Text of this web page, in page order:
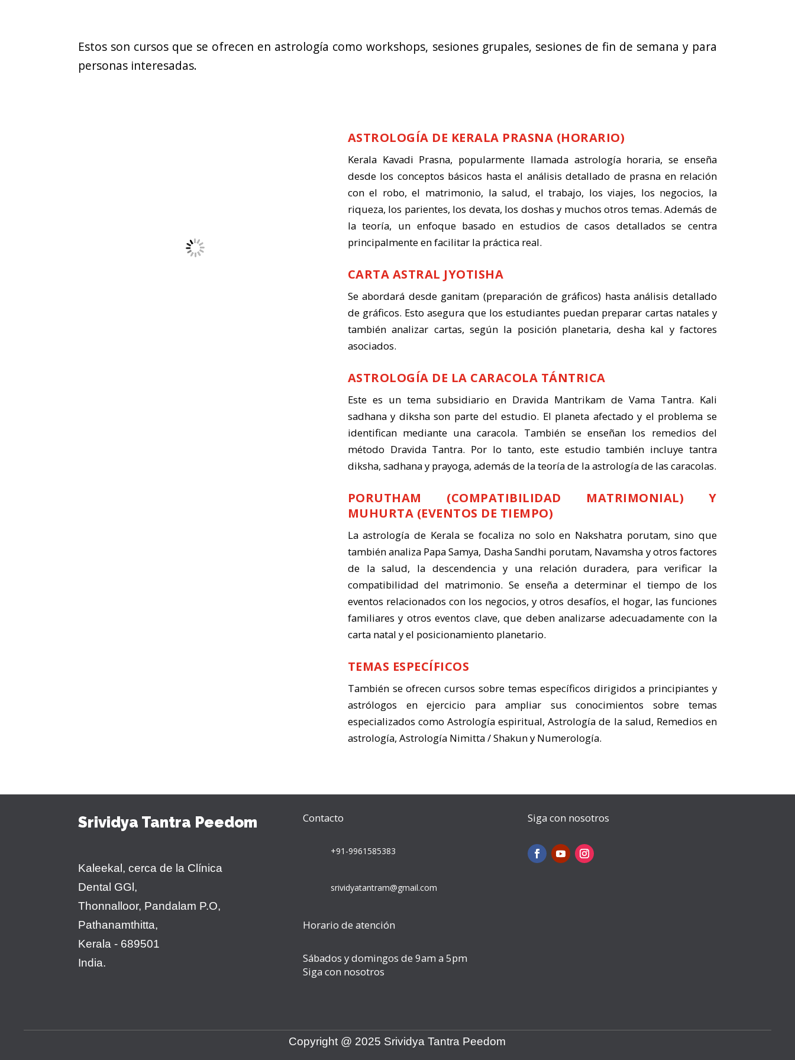
Estos son cursos que se ofrecen en astrología como workshops, sesiones grupales, sesiones de fin de semana y para
personas interesadas.
ASTROLOGÍA DE KERALA PRASNA (HORARIO)
Kerala Kavadi Prasna, popularmente llamada astrología horaria, se enseña
desde los conceptos básicos hasta el análisis detallado de prasna en relación
con el robo, el matrimonio, la salud, el trabajo, los viajes, los negocios, la
riqueza, los parientes, los devata, los doshas y muchos otros temas. Además de
la teoría, un enfoque basado en estudios de casos detallados se centra
principalmente en facilitar la práctica real.
CARTA ASTRAL JYOTISHA
Se abordará desde ganitam (preparación de gráficos) hasta análisis detallado
de gráficos. Esto asegura que los estudiantes puedan preparar cartas natales y
también analizar cartas, según la posición planetaria, desha kal y factores
asociados.
ASTROLOGÍA DE LA CARACOLA TÁNTRICA
Este es un tema subsidiario en Dravida Mantrikam de Vama Tantra. Kali
sadhana y diksha son parte del estudio. El planeta afectado y el problema se
identifican mediante una caracola. También se enseñan los remedios del
método Dravida Tantra. Por lo tanto, este estudio también incluye tantra
diksha, sadhana y prayoga, además de la teoría de la astrología de las caracolas.
PORUTHAM (COMPATIBILIDAD MATRIMONIAL) Y
MUHURTA (EVENTOS DE TIEMPO)
La astrología de Kerala se focaliza no solo en Nakshatra porutam, sino que
también analiza Papa Samya, Dasha Sandhi porutam, Navamsha y otros factores
de la salud, la descendencia y una relación duradera, para verificar la
compatibilidad del matrimonio. Se enseña a determinar el tiempo de los
eventos relacionados con los negocios, y otros desafíos, el hogar, las funciones
familiares y otros eventos clave, que deben analizarse adecuadamente con la
carta natal y el posicionamiento planetario.
TEMAS ESPECÍFICOS
También se ofrecen cursos sobre temas específicos dirigidos a principiantes y
astrólogos en ejercicio para ampliar sus conocimientos sobre temas
especializados como Astrología espiritual, Astrología de la salud, Remedios en
astrología, Astrología Nimitta / Shakun y Numerología.
Srividya Tantra Peedom
Kaleekal, cerca de la Clínica
Dental GGl,
Thonnalloor, Pandalam P.O,
Pathanamthitta,
Kerala - 689501
India.
Contacto
+91-9961585383
srividyatantram@gmail.com
Horario de atención
Sábados y domingos de 9am a 5pm
Siga con nosotros
Siga con nosotros
Copyright @ 2025 Srividya Tantra Peedom